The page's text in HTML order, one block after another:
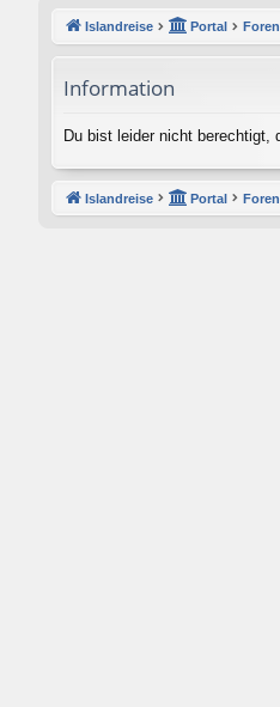
Islandreise Portal
Information
Du bist leider nicht berechtigt,
Islandreise Portal